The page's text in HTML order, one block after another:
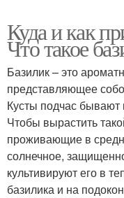
Куда и как
Что такое
Базилик – это
представляющее
Кусты подчас
Чтобы вырастить
проживающие в
солнечное,
культивируют его в
базилика и на